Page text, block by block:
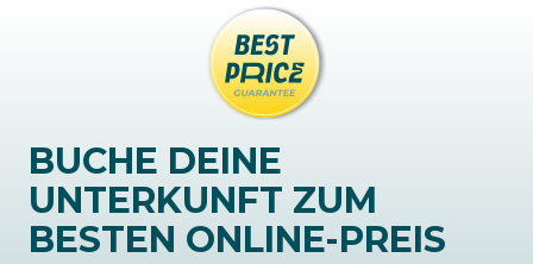
BUCHE DEINE
UNTERKUNFT ZUM
BESTEN ONLINE-PREIS